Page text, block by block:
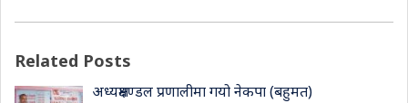
Related Posts
अध्यक्षमण्डल प्रणालीमा गयो नेकपा (बहुमत)